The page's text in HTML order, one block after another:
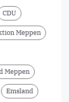
CDU
Meppen
Meppen
Emsland